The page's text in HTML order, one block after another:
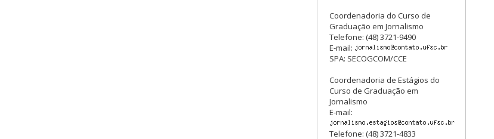
Coordenadoria do Curso de
Graduação em Jornalismo
Telefone: (48) 3721-9490
E-mail:
SPA: SECOGCOM/CCE
Coordenadoria de Estágios do
Curso de Graduação em
Jornalismo
E-mail:
Telefone: (48) 3721-4833